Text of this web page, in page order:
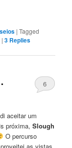
|Tagged
|3 Replies
6
aceitar um
próxima,Slough
O percurso